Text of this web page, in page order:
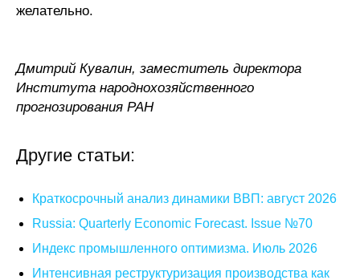
желательно.
Дмитрий Кувалин, заместитель директора
Института народнохозяйственного
прогнозирования РАН
Другие статьи:
Краткосрочный анализ динамики ВВП: август 2026
Russia: Quarterly Economic Forecast. Issue №70
Индекс промышленного оптимизма. Июль 2026
Интенсивная реструктуризация производства как